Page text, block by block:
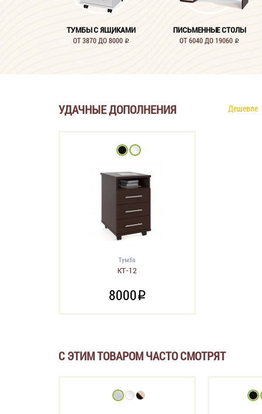
ТУМБЫ С ЯЩИКАМИ
ОТ 3870 ДО 8000 i
ПИСЬМЕННЫЕ СТОЛЫ
ОТ 6040 ДО 19060 i
УДАЧНЫЕ ДОПОЛНЕНИЯ Дешевле
Тумба
КТ-12
8000i
С ЭТИМ ТОВАРОМ ЧАСТО СМОТРЯТ